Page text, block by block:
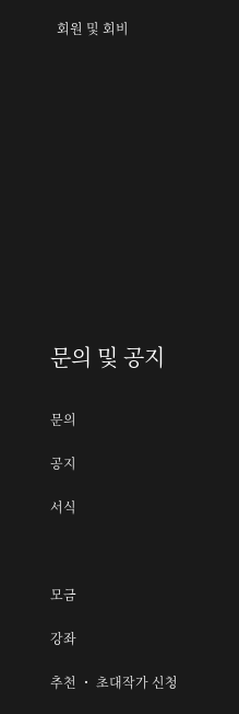
회원 및 회비
문의 및 공지
문의
공지
서식
모금
강좌
추천 ・ 초대작가 신청